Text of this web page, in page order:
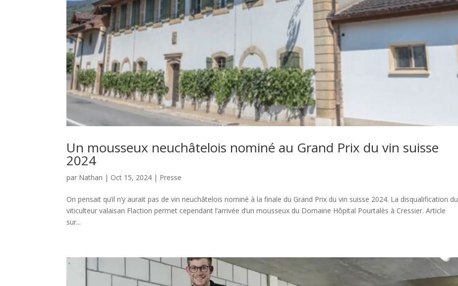
Un mousseux neuchâtelois nominé au Grand Prix du vin suisse
2024
par Nathan | Oct 15, 2024 | Presse
On pensait qu’il n’y aurait pas de vin neuchâtelois nominé à la finale du Grand Prix du vin suisse 2024. La disqualification du
viticulteur valaisan Flaction permet cependant l’arrivée d’un mousseux du Domaine Hôpital Pourtalès à Cressier. Article
sur...